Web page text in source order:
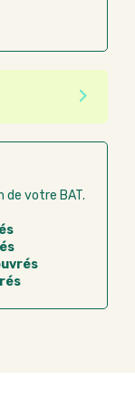
pouvez
carte
facture
de votre BAT.